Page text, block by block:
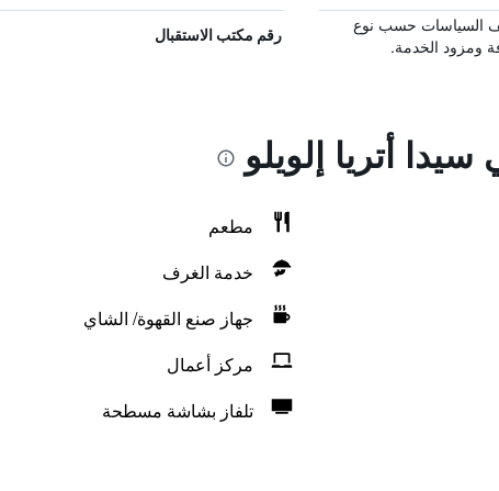
السياسات حسب نوع
ومزود الخدمة.
رقم مكتب الاستقبال
أتريا إلويلو
مطعم
خدمة الغرف
جهاز صنع القهوة/ الشاي
مركز أعمال
تلفاز بشاشة مسطحة